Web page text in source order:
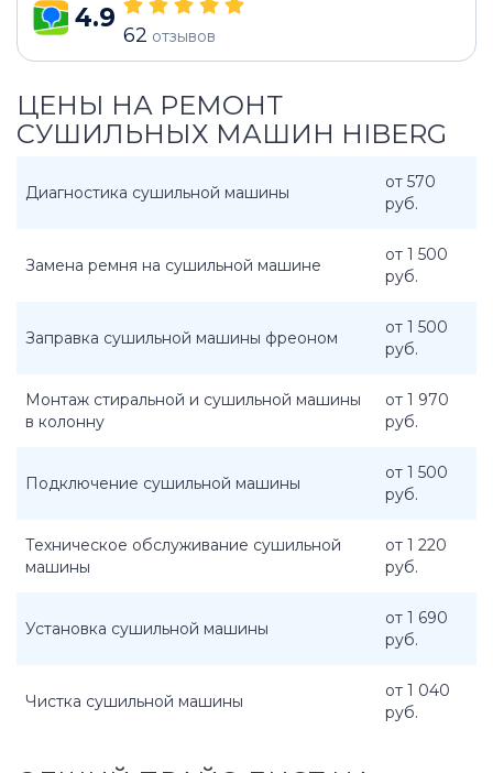
4.9
62 отзывов
ЦЕНЫ НА РЕМОНТ
СУШИЛЬНЫХ МАШИН HIBERG
Диагностика сушильной машины
от 570
руб.
Замена ремня на сушильной машине
от 1 500
руб.
Заправка сушильной машины фреоном
от 1 500
руб.
Монтаж стиральной и сушильной машины
в колонну
от 1 970
руб.
Подключение сушильной машины
от 1 500
руб.
Техническое обслуживание сушильной
машины
от 1 220
руб.
Установка сушильной машины
от 1 690
руб.
Чистка сушильной машины
от 1 040
руб.